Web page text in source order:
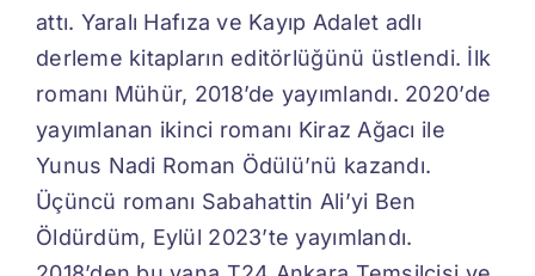
attı. Yaralı Hafıza ve Kayıp Adalet adlı
derleme kitapların editörlüğünü üstlendi. İlk
romanı Mühür, 2018’de yayımlandı. 2020’de
yayımlanan ikinci romanı Kiraz Ağacı ile
Yunus Nadi Roman Ödülü’nü kazandı.
Üçüncü romanı Sabahattin Ali’yi Ben
Öldürdüm, Eylül 2023’te yayımlandı.